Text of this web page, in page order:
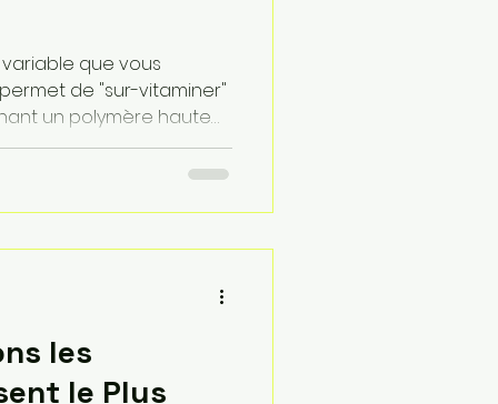
variable que vous
de "sur-vitaminer"
un polymère haute
de tranchage
une simple copie
les plus sévères
les
le Plus